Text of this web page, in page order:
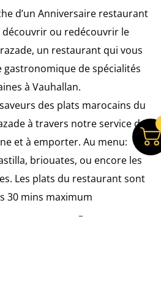
d’un Anniversaire restaurant
découvrir ou redécouvrir le
un restaurant qui vous
gastronomique de spécialités
à Vauhallan.
des plats marocains du
à travers notre service de
et à emporter. Au menu:
briouates, ou encore les
Les plats du restaurant sont
30 mins maximum
le